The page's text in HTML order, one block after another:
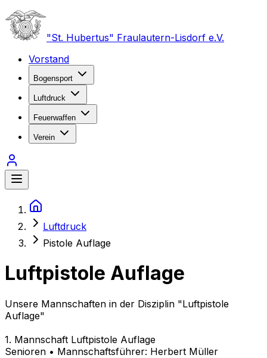
"St. Hubertus" Fraulautern-Lisdorf e.V.
Vorstand
Bogensport
Luftdruck
Feuerwaffen
Verein
Luftdruck
Pistole Auflage
Luftpistole Auflage
Unsere Mannschaften in der Disziplin "Luftpistole
Auflage"
1. Mannschaft Luftpistole Auflage
Senioren • Mannschaftsführer: Herbert Müller